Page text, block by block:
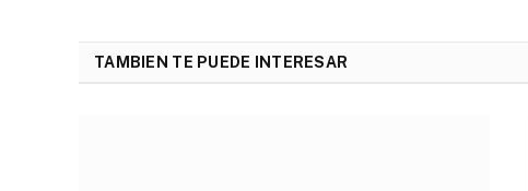
TAMBIEN TE PUEDE INTERESAR